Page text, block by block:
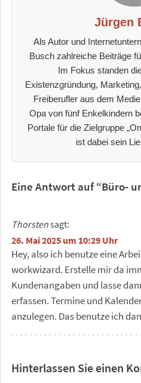
Jürgen
Als Autor und
Busch zahlreiche Beiträge
Im Fokus standen
Existenzgründung,
Freiberufler aus dem
Opa von fünf Enkelkindern
Portale für die Zielgruppe
ist dabei sein
Eine Antwort auf “Büro-
Thorstensagt:
26. Mai 2025 um 10:29 Uhr
Hey, also ich benutze eine
workwizard. Erstelle mir da
Kundenangaben und lasse
erfassen. Termine und
anzulegen. Das benutze ich
Hinterlassen Sie einen